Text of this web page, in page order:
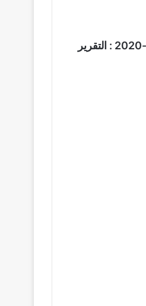
الجمع العام العادي 2019-2020 : التقرير